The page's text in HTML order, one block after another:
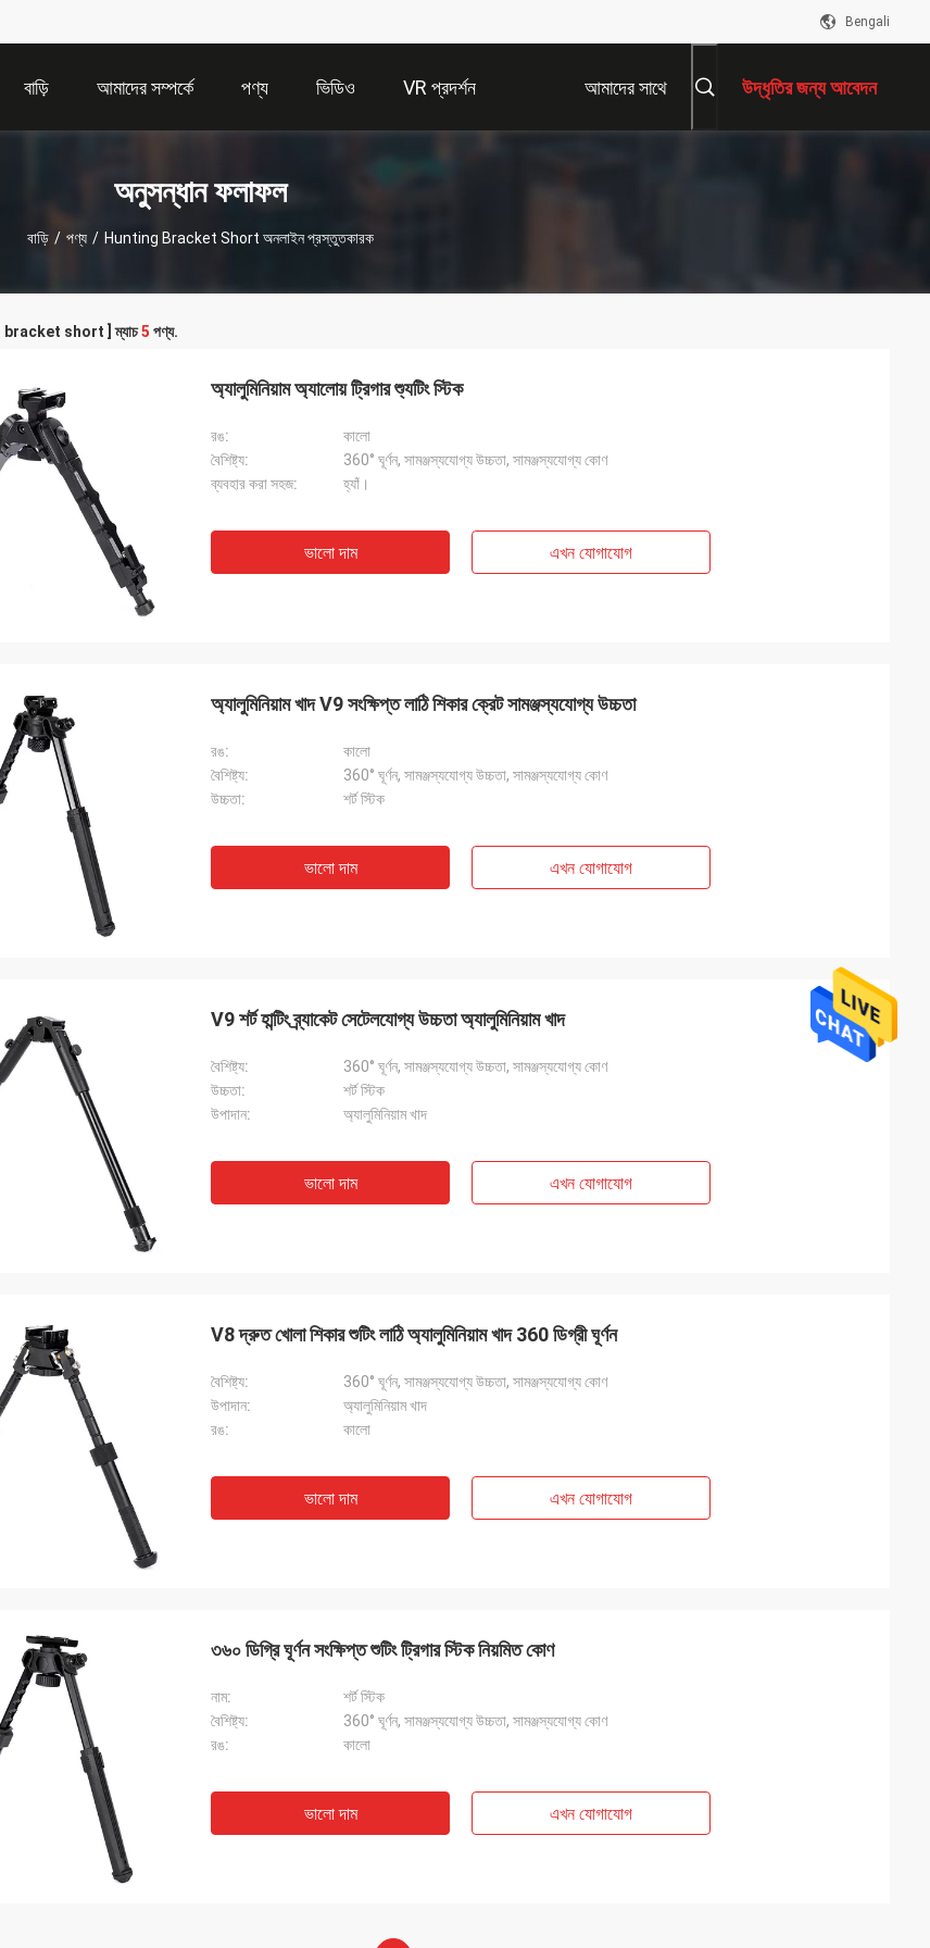
Bengali
বাড়ি আমাদের সম্পর্কে পণ্য ভিডিও VR প্রদর্শন আমাদের সাথে উদ্ধৃতির জন্য আবেদন
অনুসন্ধান ফলাফল
বাড়ি / পণ্য / Hunting Bracket Short অনলাইন প্রস্তুতকারক
bracket short ] ম্যাচ5 পণ্য.
অ্যালুমিনিয়াম অ্যালোয় ট্রিগার শ্যুটিং স্টিক
রঙ:
কালো
বৈশিষ্ট্য:
360° ঘূর্ণন, সামঞ্জস্যযোগ্য উচ্চতা, সামঞ্জস্যযোগ্য কোণ
ব্যবহার করা সহজ:
হ্যাঁ।
ভালো দাম এখন যোগাযোগ
অ্যালুমিনিয়াম খাদ V9 সংক্ষিপ্ত লাঠি শিকার ক্রেট সামঞ্জস্যযোগ্য উচ্চতা
রঙ:
কালো
বৈশিষ্ট্য:
360° ঘূর্ণন, সামঞ্জস্যযোগ্য উচ্চতা, সামঞ্জস্যযোগ্য কোণ
উচ্চতা:
শর্ট স্টিক
ভালো দাম এখন যোগাযোগ
V9 শর্ট হান্টিং ব্র্যাকেট সেটেলযোগ্য উচ্চতা অ্যালুমিনিয়াম খাদ
বৈশিষ্ট্য:
360° ঘূর্ণন, সামঞ্জস্যযোগ্য উচ্চতা, সামঞ্জস্যযোগ্য কোণ
উচ্চতা:
শর্ট স্টিক
উপাদান:
অ্যালুমিনিয়াম খাদ
ভালো দাম এখন যোগাযোগ
V8 দ্রুত খোলা শিকার শুটিং লাঠি অ্যালুমিনিয়াম খাদ 360 ডিগ্রী ঘূর্ণন
বৈশিষ্ট্য:
360° ঘূর্ণন, সামঞ্জস্যযোগ্য উচ্চতা, সামঞ্জস্যযোগ্য কোণ
উপাদান:
অ্যালুমিনিয়াম খাদ
রঙ:
কালো
ভালো দাম এখন যোগাযোগ
৩৬০ ডিগ্রি ঘূর্ণন সংক্ষিপ্ত শুটিং ট্রিগার স্টিক নিয়মিত কোণ
নাম:
শর্ট স্টিক
বৈশিষ্ট্য:
360° ঘূর্ণন, সামঞ্জস্যযোগ্য উচ্চতা, সামঞ্জস্যযোগ্য কোণ
রঙ:
কালো
ভালো দাম এখন যোগাযোগ